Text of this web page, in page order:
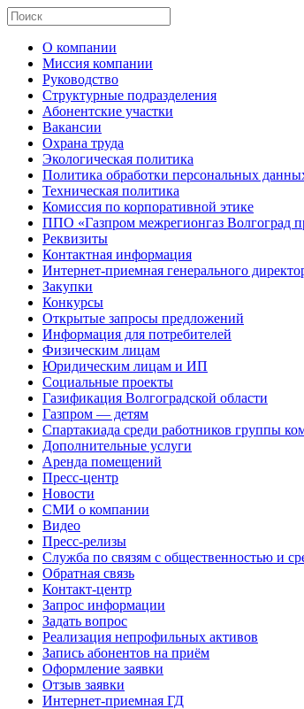
О компании
Миссия компании
Руководство
Структурные подразделения
Абонентские участки
Вакансии
Охрана труда
Экологическая политика
Политика обработки персональных
Техническая политика
Комиссия по корпоративной этике
ППО «Газпром межрегионгаз Волгоград
Реквизиты
Контактная информация
Интернет-приемная генерального
Закупки
Конкурсы
Открытые запросы предложений
Информация для потребителей
Физическим лицам
Юридическим лицам и ИП
Социальные проекты
Газификация Волгоградской области
Газпром — детям
Спартакиада среди работников группы
Дополнительные услуги
Аренда помещений
Пресс-центр
Новости
СМИ о компании
Видео
Пресс-релизы
Служба по связям с общественностью и
Обратная связь
Контакт-центр
Запрос информации
Задать вопрос
Реализация непрофильных активов
Запись абонентов на приём
Оформление заявки
Отзыв заявки
Интернет-приемная ГД